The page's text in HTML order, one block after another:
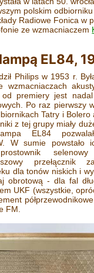
polskim
Radiowe Fonica w
ze wzmacniaczem
EL84,
Philips w 1953 r.
wzmacniaczach
premiery jest
Po raz pierwszy
Tatry i Bolero
z tej grupy miały
EL84
W sumie powstało
przełącznik
dla tonów niskich i
obrotową - dla fal
UKF (wszystkie,
FM.